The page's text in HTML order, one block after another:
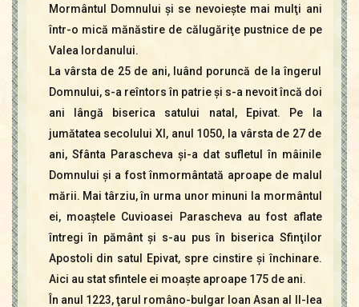
Mormântul Domnului şi se nevoieşte mai mulţi ani
într-o mică mănăstire de călugăriţe pustnice de pe
Valea Iordanului.
La vârsta de 25 de ani, luând poruncă de la îngerul
Domnului, s-a reîntors în patrie şi s-a nevoit încă doi
ani lângă biserica satului natal, Epivat. Pe la
jumătatea secolului XI, anul 1050, la vârsta de 27 de
ani, Sfânta Parascheva şi-a dat sufletul în mâinile
Domnului şi a fost înmormântată aproape de malul
mării. Mai târziu, în urma unor minuni la mormântul
ei, moaştele Cuvioasei Parascheva au fost aflate
întregi în pământ şi s-au pus în biserica Sfinţilor
Apostoli din satul Epivat, spre cinstire şi închinare.
Aici au stat sfintele ei moaşte aproape 175 de ani.
În anul 1223, ţarul româno-bulgar Ioan Asan al II-lea